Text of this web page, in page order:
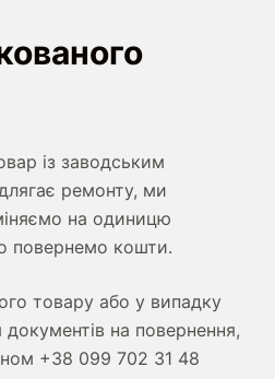
із заводським
ремонту, ми
на одиницю
повернемо кошти.
товару або у випадку
на повернення,
+38 099 702 31 48